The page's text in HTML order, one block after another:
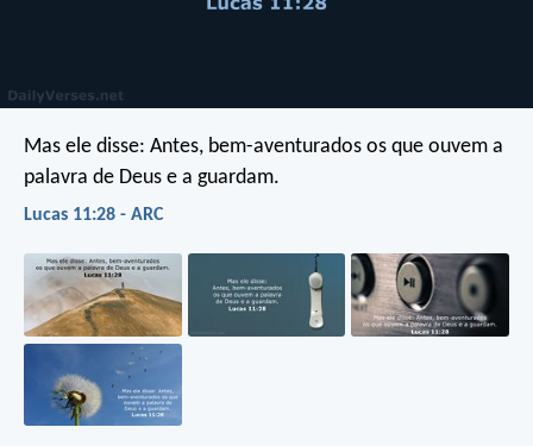
Mas ele disse: Antes, bem-aventurados os que ouvem a
palavra de Deus e a guardam.
Lucas 11:28 - ARC